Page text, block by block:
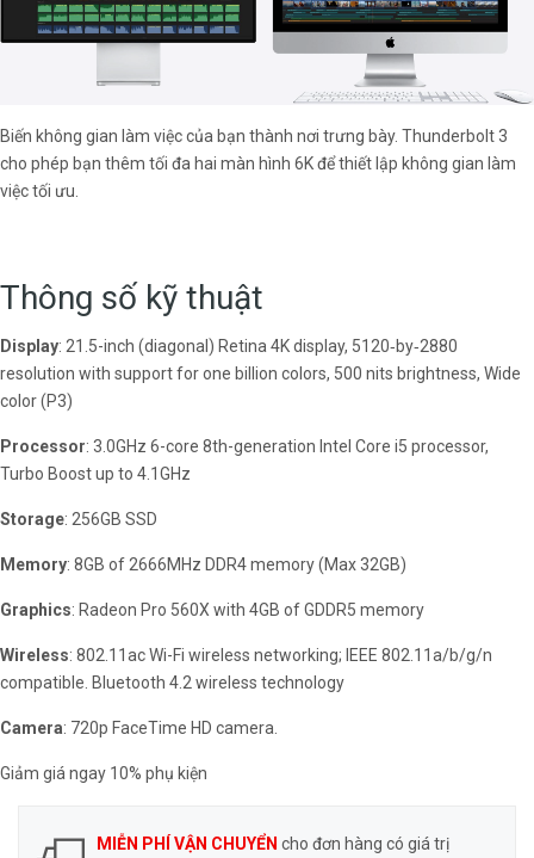
Biến không gian làm việc của bạn thành nơi trưng bày. Thunderbolt 3
cho phép bạn thêm tối đa hai màn hình 6K để thiết lập không gian làm
việc tối ưu.
Thông số kỹ thuật
Display: 21.5-inch (diagonal) Retina 4K display, 5120‑by‑2880
resolution with support for one billion colors, 500 nits brightness, Wide
color (P3)
Processor: 3.0GHz 6-core 8th-generation Intel Core i5 processor,
Turbo Boost up to 4.1GHz
Storage: 256GB SSD
Memory: 8GB of 2666MHz DDR4 memory (Max 32GB)
Graphics: Radeon Pro 560X with 4GB of GDDR5 memory
Wireless: 802.11ac Wi-Fi wireless networking; IEEE 802.11a/b/g/n
compatible. Bluetooth 4.2 wireless technology
Camera: 720p FaceTime HD camera.
Giảm giá ngay 10% phụ kiện
MIỄN PHÍ VẬN CHUYỂN cho đơn hàng có giá trị